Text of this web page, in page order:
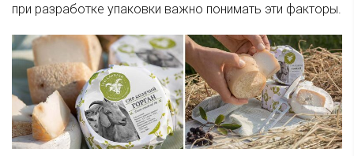
при разработке упаковки важно понимать эти факторы.